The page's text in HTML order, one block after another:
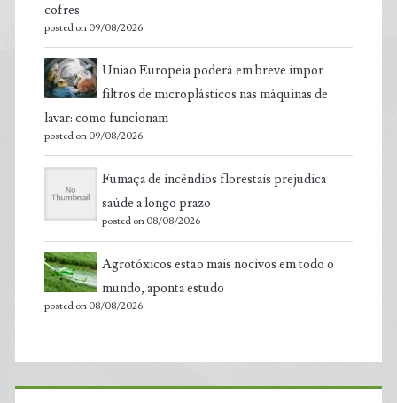
cofres
posted on 09/08/2026
União Europeia poderá em breve impor
filtros de microplásticos nas máquinas de
lavar: como funcionam
posted on 09/08/2026
Fumaça de incêndios florestais prejudica
saúde a longo prazo
posted on 08/08/2026
Agrotóxicos estão mais nocivos em todo o
mundo, aponta estudo
posted on 08/08/2026